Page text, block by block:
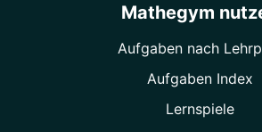
Mathegym
Aufgaben nach
Aufgaben Index
Lernspiele